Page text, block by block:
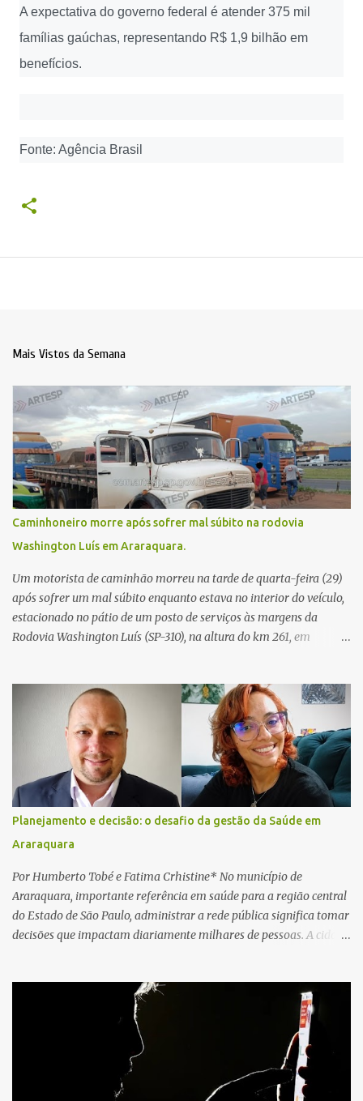
A expectativa do governo federal é atender 375 mil
famílias gaúchas, representando R$ 1,9 bilhão em
benefícios.
Fonte: Agência Brasil
Mais Vistos da Semana
Caminhoneiro morre após sofrer mal súbito na rodovia
Washington Luís em Araraquara.
Um motorista de caminhão morreu na tarde de quarta-feira (29)
após sofrer um mal súbito enquanto estava no interior do veículo,
estacionado no pátio de um posto de serviços às margens da
Rodovia Washington Luís (SP-310), na altura do km 261, em
relatos de que havia um condutor inconsciente dentro de um
caminhão. Equipes de resgate foram rapidamente deslocadas ao
local e encontraram a vítima em parada cardiorrespiratória. Os
socorristas iniciaram imediatamente as manobras de reanimação
cardiopulmonar (RCP), porém, apesar de todos os esforços, o
motorista não respondeu aos procedimentos. Às 17h03, médicos
da Unidade de Suporte Avançado constataram o óbito da vítima.
Fonte: São Carlos Agora
Planejamento e decisão: o desafio da gestão da Saúde em
Araraquara
Por Humberto Tobé e Fatima Crhistine* No município de
Araraquara, importante referência em saúde para a região central
do Estado de São Paulo, administrar a rede pública significa tomar
decisões que impactam diariamente milhares de pessoas. A cidade
município, mas também de diversas cidades do entorno,
ampliando significativamente a responsabilidade da gestão sobre
o Sistema Único de Saúde (SUS). Nos últimos anos, o Governo
Federal tem ampliado investimentos destinados ao fortalecimento
da atenção básica, da infraestrutura hospitalar e da
regionalização dos serviços de saúde. Entretanto, em um cenário